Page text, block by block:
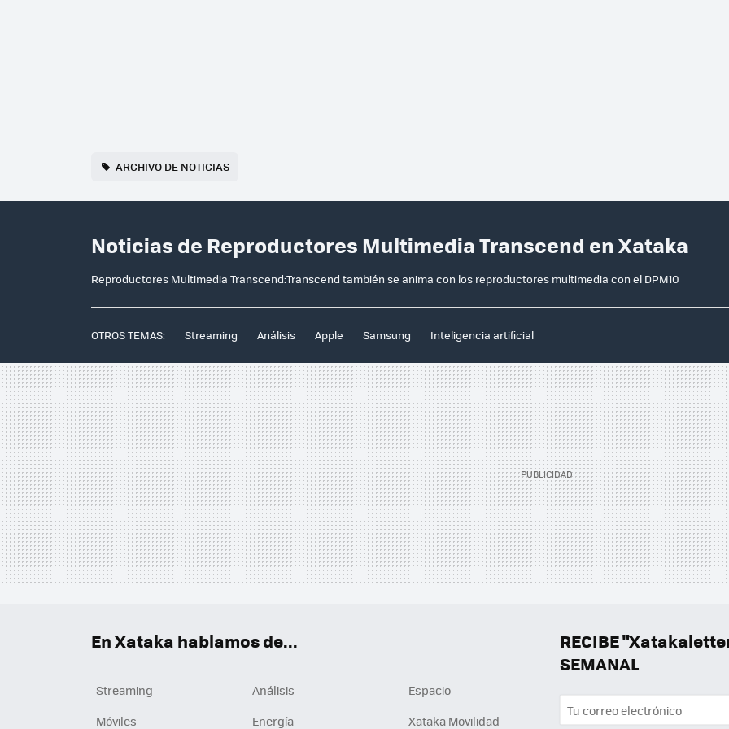
ARCHIVO DE NOTICIAS
Noticias de Reproductores Multimedia Transcend en Xataka
Reproductores Multimedia Transcend:Transcend también se anima con los reproductores multimedia con el DPM10
OTROS TEMAS: Streaming Análisis Apple Samsung Inteligencia artificial
RECIBE
SEMANAL
En Xataka hablamos de...
Streaming Análisis
Espacio
Móviles
Energía Xataka Movilidad